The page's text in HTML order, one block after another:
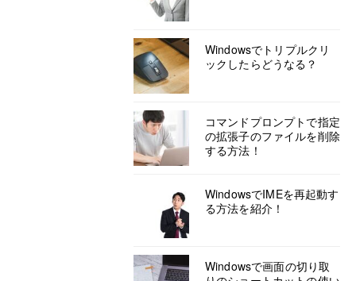
Windowsでトリプルクリ
ックしたらどうなる？
コマンドプロンプトで指定
の拡張子のファイルを削除
する方法！
WindowsでIMEを再起動す
る方法を紹介！
Windowsで画面の切り取